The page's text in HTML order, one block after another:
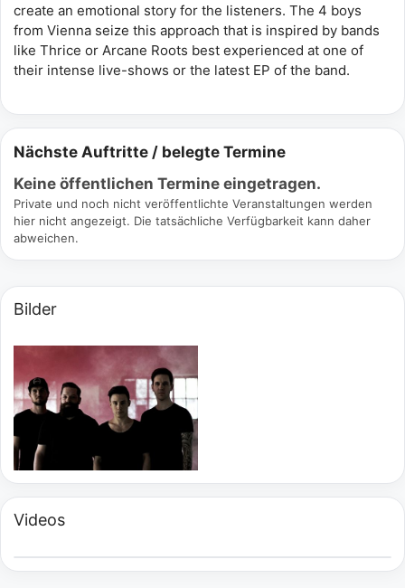
create an emotional story for the listeners. The 4 boys
from Vienna seize this approach that is inspired by bands
like Thrice or Arcane Roots best experienced at one of
their intense live-shows or the latest EP of the band.
Nächste Auftritte / belegte Termine
Keine öffentlichen Termine eingetragen.
Private und noch nicht veröffentlichte Veranstaltungen werden
hier nicht angezeigt. Die tatsächliche Verfügbarkeit kann daher
abweichen.
Bilder
Videos